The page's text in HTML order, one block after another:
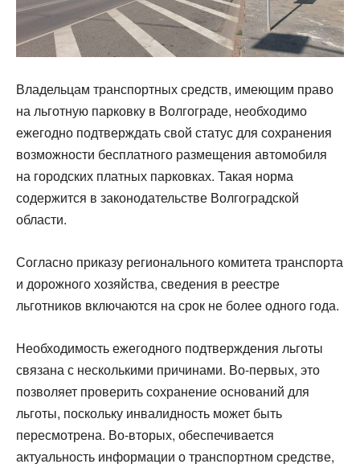
Владельцам транспортных средств, имеющим право
на льготную парковку в Волгограде, необходимо
ежегодно подтверждать свой статус для сохранения
возможности бесплатного размещения автомобиля
на городских платных парковках. Такая норма
содержится в законодательстве Волгоградской
области.
Согласно приказу регионального комитета транспорта
и дорожного хозяйства, сведения в реестре
льготников включаются на срок не более одного года.
Необходимость ежегодного подтверждения льготы
связана с несколькими причинами. Во-первых, это
позволяет проверить сохранение оснований для
льготы, поскольку инвалидность может быть
пересмотрена. Во-вторых, обеспечивается
актуальность информации о транспортном средстве,